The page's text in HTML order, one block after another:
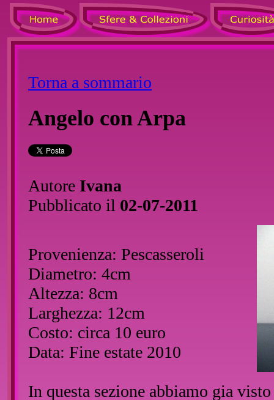
Torna a sommario
Angelo con Arpa
Autore Ivana
Pubblicato il 02-07-2011
Provenienza: Pescasseroli
Diametro: 4cm
Altezza: 8cm
Larghezza: 12cm
Costo: circa 10 euro
Data: Fine estate 2010
In questa sezione abbiamo gia